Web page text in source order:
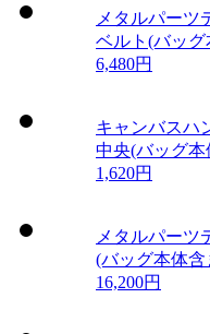
メタルパーツ
ベルト(バッ
6,480円
キャンバスハ
中央(バッグ
1,620円
メタルパーツ
(バッグ本体含
16,200円